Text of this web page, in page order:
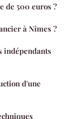
de 500 euros ?
à Nîmes ?
indépendants
d'une